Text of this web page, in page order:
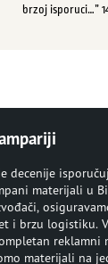
brzoj isporuci…”
decenije
materijali u
i brzu logistiku.
reklamni
materijali na